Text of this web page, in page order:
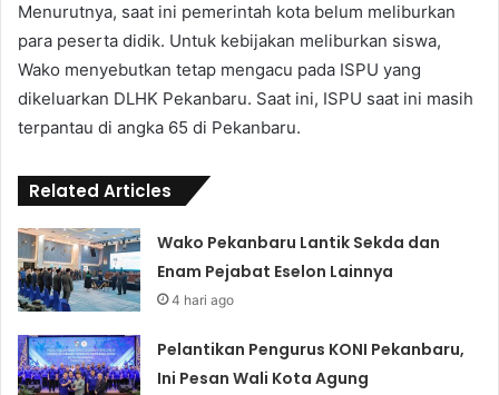
Menurutnya, saat ini pemerintah kota belum meliburkan
para peserta didik. Untuk kebijakan meliburkan siswa,
Wako menyebutkan tetap mengacu pada ISPU yang
dikeluarkan DLHK Pekanbaru. Saat ini, ISPU saat ini masih
terpantau di angka 65 di Pekanbaru.
Related Articles
Wako Pekanbaru Lantik Sekda dan
Enam Pejabat Eselon Lainnya
4 hari ago
Pelantikan Pengurus KONI Pekanbaru,
Ini Pesan Wali Kota Agung